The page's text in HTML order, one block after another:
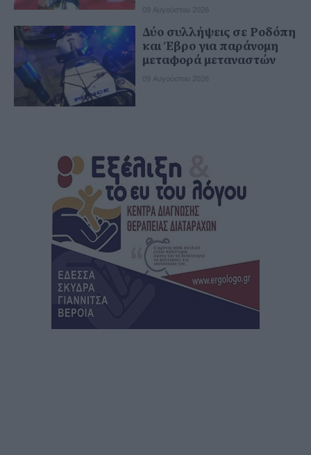
09 Αυγούστου 2026
Δύο συλλήψεις σε Ροδόπη
και Έβρο για παράνομη
μεταφορά μεταναστών
09 Αυγούστου 2026